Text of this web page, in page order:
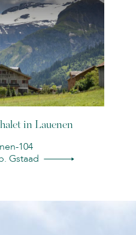
in Lauenen
104
Gstaad